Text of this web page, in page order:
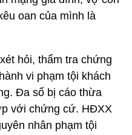
oan của mình là
hỏi, thẩm tra chứng
vi phạm tội khách
Đa số bị cáo thừa
với chứng cứ. HĐXX
nhân phạm tội